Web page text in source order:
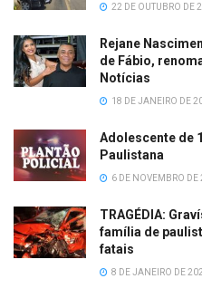
22 DE OUTUBRO DE
Rejane
de Fábio,
Notícias
18 DE JANEIRO DE
Adolescente de
Paulistana
6 DE NOVEMBRO DE
TRAGÉDIA:
família de
fatais
8 DE JANEIRO DE